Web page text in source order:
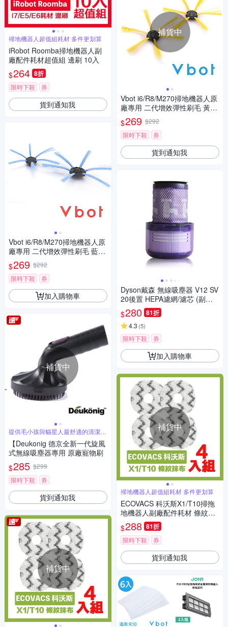
掃地機器人超值組耗材 多件更划算
iRobot Roomba掃地機器人副
廠配件耗材超值組 邊刷 10入
$264 8折
限時下殺 券
貨到通知我
Vbot i6/R8/M270掃地機器人原
廠專用 二代增效彈性刷毛 藍彩
刷頭(4入)
$269 $292
限時下殺
券
加入購物車
補貨中
提供毛小孩與貓星人最舒適的清潔按
摩與呵護
【Deukonig 德京全新一代旋風
式無線吸塵器專用 原廠寵物刷
$285 $299
限時下殺
券
貨到通知我
補貨中
補貨中
Vbot i6/R8/M270掃地機器人原
廠專用 二代增效彈性刷毛 黃彩
刷頭(4入)
$269 $292
限時下殺
券
貨到通知我
Dyson戴森 無線吸塵器 V12 SV
20後置 HEPA濾網/濾芯 (副廠)
適用V12 Detect Slim 全系列
$280 81折
4.3 (5)
限時下殺 券
加入購物車
補貨中
掃地機器人超值組耗材 多件更划算
ECOVACS 科沃斯X1/T10掃拖
地機器人副廠配件耗材 條紋抹
布超值4入
$288 81折
限時下殺 券
貨到通知我